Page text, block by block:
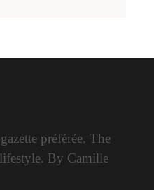
préférée. The
By Camille